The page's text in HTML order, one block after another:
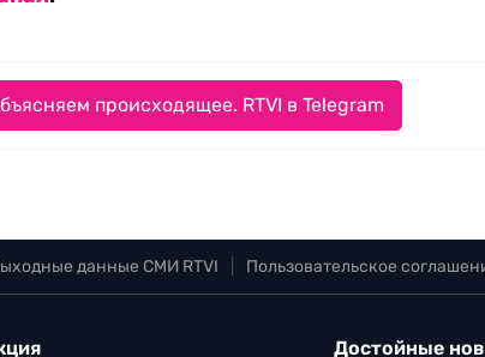
происходящее. RTVI в Telegram
данные СМИ RTVI Пользовательское
Достойные